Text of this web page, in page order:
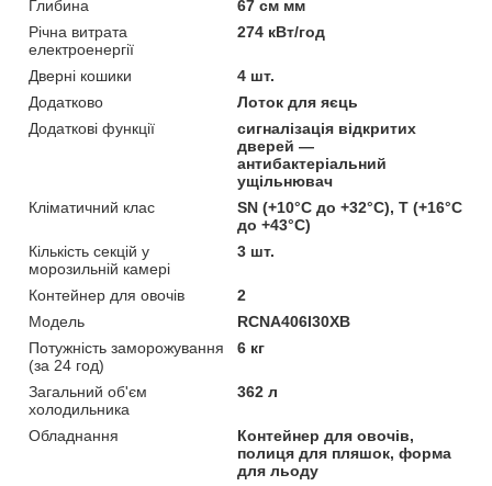
Глибина
67 см мм
Річна витрата
електроенергії
274 кВт/год
Дверні кошики
4 шт.
Додатково
Лоток для яєць
Додаткові функції
сигналізація відкритих
дверей —
антибактеріальний
ущільнювач
Кліматичний клас
SN (+10°C до +32°C), Т (+16°C
до +43°C)
Кількість секцій у
морозильній камері
3 шт.
Контейнер для овочів
2
Мoдель
RCNA406I30XB
Потужність заморожування
(за 24 год)
6 кг
Загальний об'єм
холодильника
362 л
Обладнання
Контейнер для овочів,
полиця для пляшок, форма
для льоду